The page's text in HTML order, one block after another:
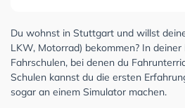
Du wohnst in Stuttgart und willst
LKW, Motorrad) bekommen? In
Fahrschulen, bei denen du
Schulen kannst du die ersten
sogar an einem Simulator machen.